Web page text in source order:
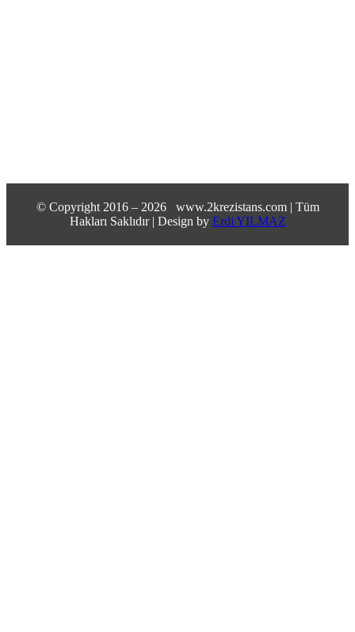
© Copyright 2016 – 2026 www.2krezistans.com | Tüm
Hakları Saklıdır | Design by Erdi YILMAZ